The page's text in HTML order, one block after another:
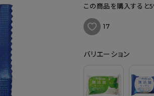
この商品を購入すると
17
バリエーション